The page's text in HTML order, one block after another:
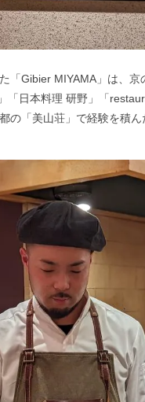
「Gibier MIYAMA」は、
「日本料理 研野」「
の「美山荘」で経験を積